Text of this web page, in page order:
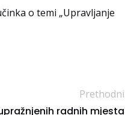
o temi „Upravljanje
Prethodni
radnih mjesta